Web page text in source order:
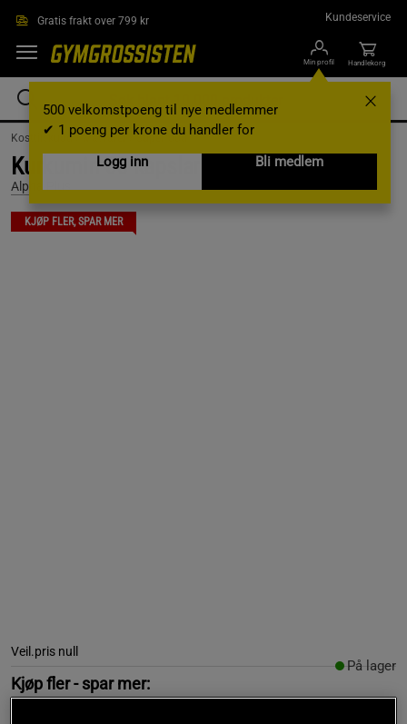
Gratis frakt over 799 kr Kundeservice
Min profil
500 velkomstpoeng til nye medlemmer
✔ 1 poeng per krone du handler for
Logg inn
Bli medlem
Handlekorg
Kosttilskudd / Matvarer /Superfood
Kurkumin 60 kapslar
Alpha Plus
KJØP FLER, SPAR MER
Veil.pris null
På lager
Kjøp fler - spar mer: